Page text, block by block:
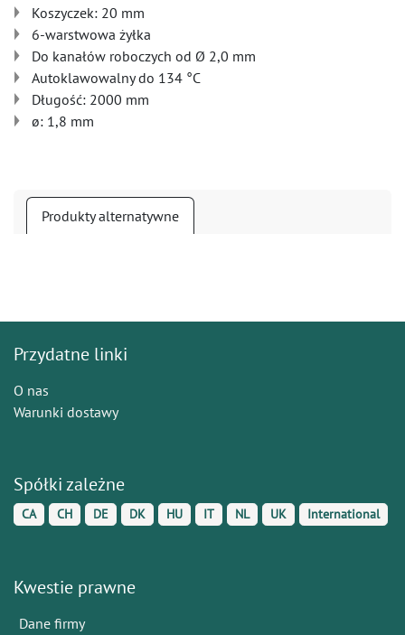
Koszyczek: 20 mm
6-warstwowa żyłka
Do kanałów roboczych od Ø 2,0 mm
Autoklawowalny do 134 °C
Długość: 2000 mm
ø: 1,8 mm
Produkty alternatywne
Przydatne linki
O nas
Warunki dostawy
Spółki zależne
CA CH DE DK HU IT NL UK International
Kwestie prawne
Dane firmy